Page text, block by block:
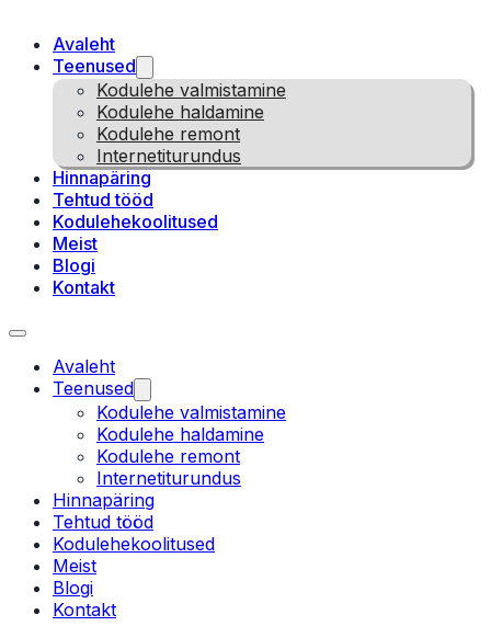
Avaleht
Teenused
Kodulehe valmistamine
Kodulehe haldamine
Kodulehe remont
Internetiturundus
Hinnapäring
Tehtud tööd
Kodulehekoolitused
Meist
Blogi
Kontakt
Avaleht
Teenused
Kodulehe valmistamine
Kodulehe haldamine
Kodulehe remont
Internetiturundus
Hinnapäring
Tehtud tööd
Kodulehekoolitused
Meist
Blogi
Kontakt